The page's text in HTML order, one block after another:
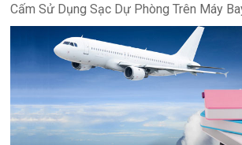
đồng
hành
tận
tâm
Cấm Sử Dụng Sạc Dự Phòng Trên Máy